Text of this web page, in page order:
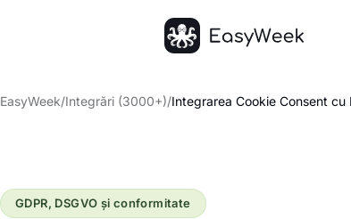
EasyWeek/Integrări (3000+)/Integrarea Cookie Consent cu
GDPR, DSGVO și conformitate